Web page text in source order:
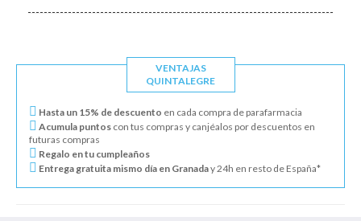
VENTAJAS
QUINTALEGRE
Hasta un 15% de descuento en cada compra de parafarmacia
Acumula puntos con tus compras y canjéalos por descuentos en
futuras compras
Regalo en tu cumpleaños
Entrega gratuita mismo día en Granaday 24h en resto de España*